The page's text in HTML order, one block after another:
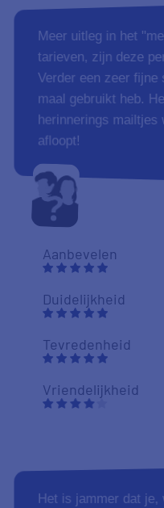
Meer uitleg in het
tarieven, zijn deze
Verder een zeer
maal gebruikt heb.
herinnerings mailtjes
afloopt!
Aanbevelen
Duidelijkheid
Tevredenheid
Vriendelijkheid
Het is jammer dat